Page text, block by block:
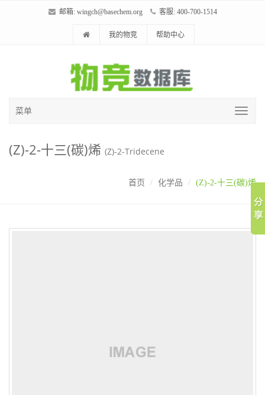
邮箱: wingch@basechem.org 客服: 400-700-1514
我的物竞 帮助中心
菜单
(Z)-2-十三(碳)烯 (Z)-2-Tridecene
首页 化学品 (Z)-2-十三(碳)烯